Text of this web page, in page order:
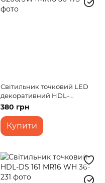
Світильник точковий LED
декоративний HDL-
G260/3W+MR16
380 грн
Купити